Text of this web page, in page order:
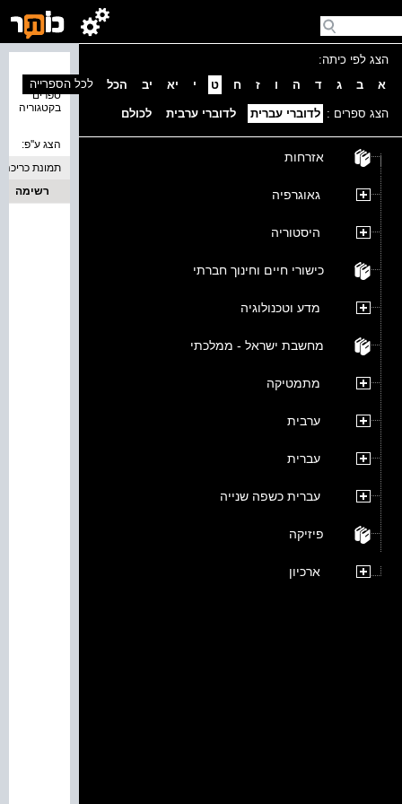
הצג לפי כיתה:
א
ב ג ד ה ו ז ח ט י יא יב הכל
הצג ספרים : לדוברי עברית לדוברי ערבית לכולם
אזרחות
גאוגרפיה
היסטוריה
כישורי חיים וחינוך חברתי
מדע וטכנולוגיה
מחשבת ישראל - ממלכתי
מתמטיקה
ערבית
עברית
עברית כשפה שנייה
פיזיקה
ארכיון
ספרים
בקטגוריה
לכל הספרייה
הצג ע''פ:
תמונת כריכה
רשימה